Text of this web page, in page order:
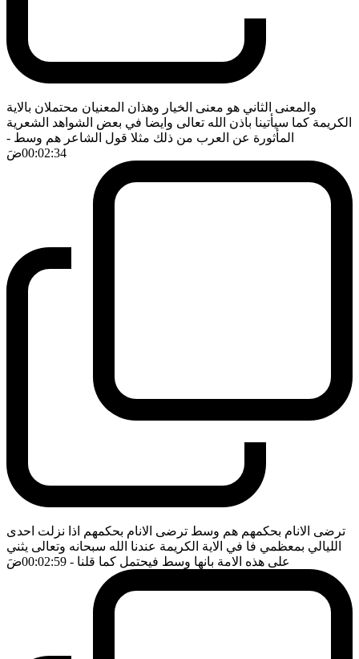
والمعنى الثاني هو معنى الخيار وهذان المعنيان محتملان بالاية
الكريمة كما سيأتينا باذن الله تعالى وايضا في بعض الشواهد الشعرية
المأثورة عن العرب من ذلك مثلا قول الشاعر هم وسط -
00:02:34ضَ
ترضى الانام بحكمهم هم وسط ترضى الانام بحكمهم اذا نزلت احدى
الليالي بمعظمي فا في الاية الكريمة عندنا الله سبحانه وتعالى يثني
على هذه الامة بانها وسط فيحتمل كما قلنا - 00:02:59 ضَ